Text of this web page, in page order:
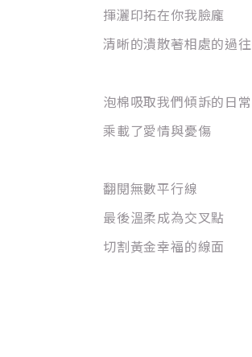
揮灑印拓在你我臉龐
清晰的潰散著相處的過往
泡棉吸取我們傾訴的日常
乘載了愛情與憂傷
翻閱無數平行線
最後溫柔成為交叉點
切割黃金幸福的線面